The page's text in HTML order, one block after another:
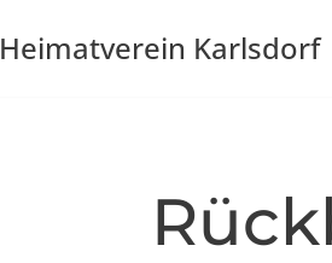
Heimatverein Karlsdorf